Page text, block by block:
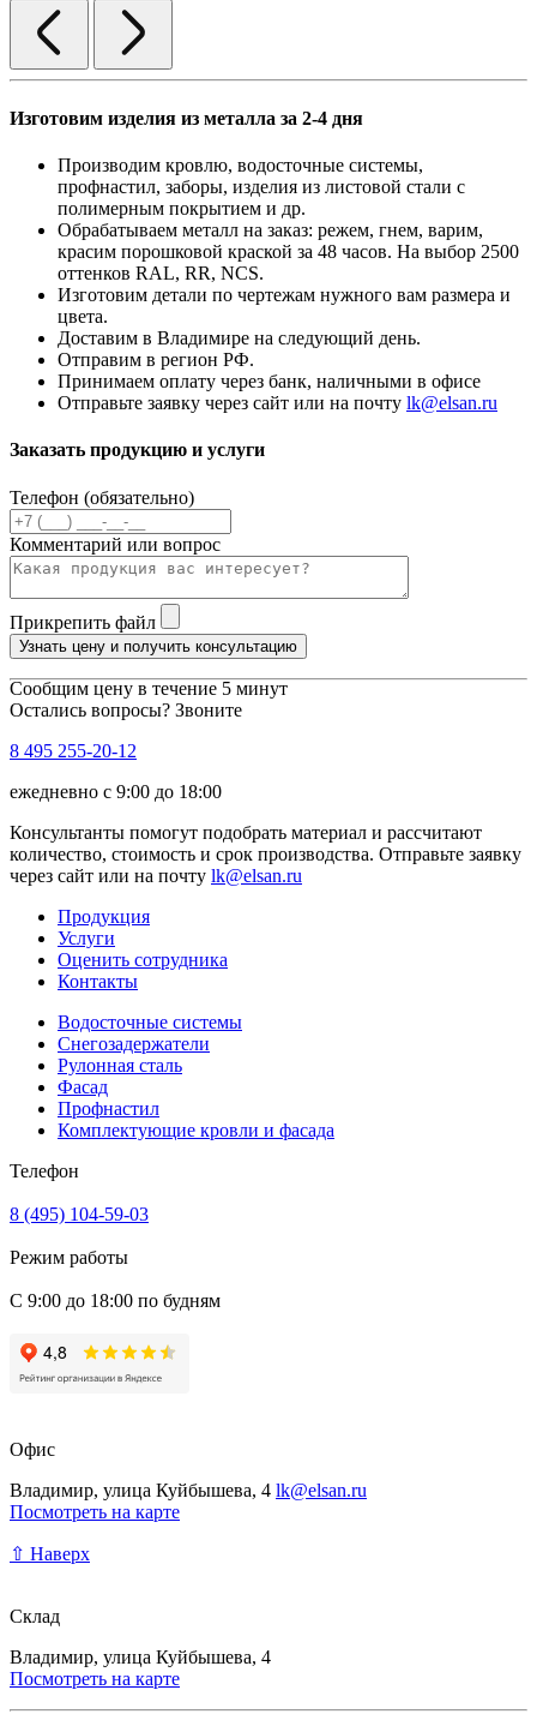
Изготовим изделия из металла за 2-4 дня
Производим кровлю, водосточные системы,
профнастил, заборы, изделия из листовой стали с
полимерным покрытием и др.
Обрабатываем металл на заказ: режем, гнем, варим,
красим порошковой краской за 48 часов. На выбор 2500
оттенков RAL, RR, NCS.
Изготовим детали по чертежам нужного вам размера и
цвета.
Доставим в Владимире на следующий день.
Отправим в регион РФ.
Принимаем оплату через банк, наличными в офисе
Отправьте заявку через сайт или на почту lk@elsan.ru
Заказать продукцию и услуги
Телефон (обязательно)
Комментарий или вопрос
Прикрепить файл
Узнать цену и получить консультацию
Сообщим цену в течение 5 минут
Остались вопросы? Звоните
8 495 255-20-12
ежедневно с 9:00 до 18:00
Консультанты помогут подобрать материал и рассчитают
количество, стоимость и срок производства. Отправьте заявку
через сайт или на почту lk@elsan.ru
Продукция
Услуги
Оценить сотрудника
Контакты
Водосточные системы
Снегозадержатели
Рулонная сталь
Фасад
Профнастил
Комплектующие кровли и фасада
Телефон
8 (495) 104-59-03
Режим работы
С 9:00 до 18:00 по будням
Офис
Владимир, улица Куйбышева, 4 lk@elsan.ru
Посмотреть на карте
⇧ Наверх
Склад
Владимир, улица Куйбышева, 4
Посмотреть на карте